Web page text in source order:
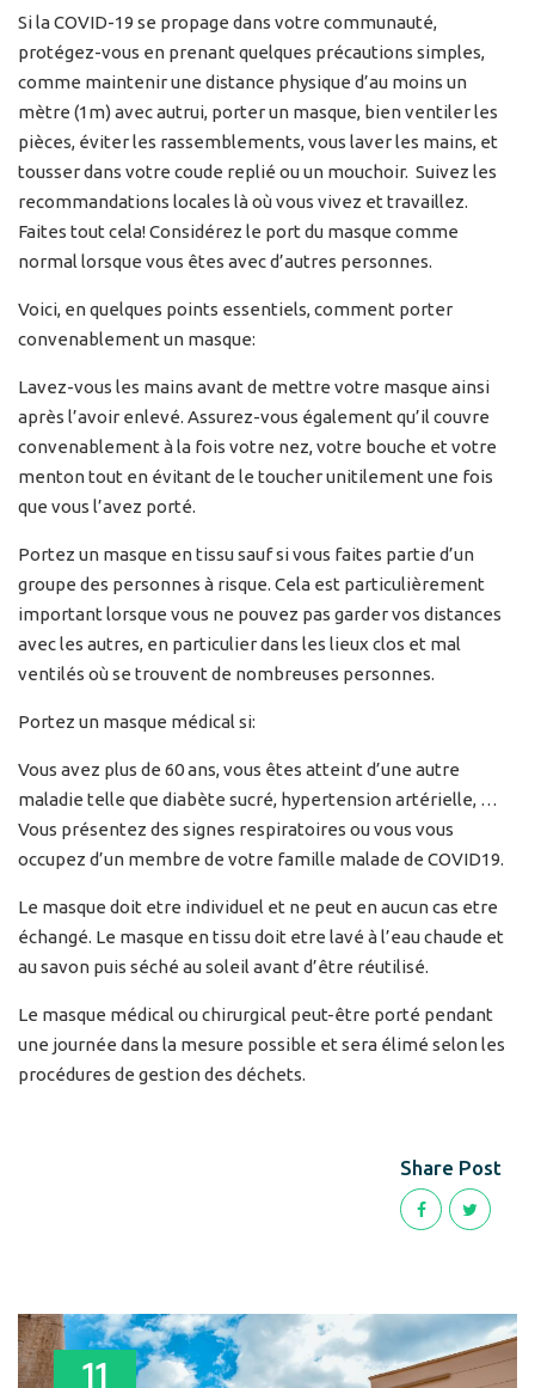
Si la COVID-19 se propage dans votre communauté,
protégez-vous en prenant quelques précautions simples,
comme maintenir une distance physique d’au moins un
mètre (1m) avec autrui, porter un masque, bien ventiler les
pièces, éviter les rassemblements, vous laver les mains, et
tousser dans votre coude replié ou un mouchoir. Suivez les
recommandations locales là où vous vivez et travaillez.
Faites tout cela! Considérez le port du masque comme
normal lorsque vous êtes avec d’autres personnes.
Voici, en quelques points essentiels, comment porter
convenablement un masque:
Lavez-vous les mains avant de mettre votre masque ainsi
après l’avoir enlevé. Assurez-vous également qu’il couvre
convenablement à la fois votre nez, votre bouche et votre
menton tout en évitant de le toucher unitilement une fois
que vous l’avez porté.
Portez un masque en tissu sauf si vous faites partie d’un
groupe des personnes à risque. Cela est particulièrement
important lorsque vous ne pouvez pas garder vos distances
avec les autres, en particulier dans les lieux clos et mal
ventilés où se trouvent de nombreuses personnes.
Portez un masque médical si:
Vous avez plus de 60 ans, vous êtes atteint d’une autre
maladie telle que diabète sucré, hypertension artérielle, …
Vous présentez des signes respiratoires ou vous vous
occupez d’un membre de votre famille malade de COVID19.
Le masque doit etre individuel et ne peut en aucun cas etre
échangé. Le masque en tissu doit etre lavé à l’eau chaude et
au savon puis séché au soleil avant d’être réutilisé.
Le masque médical ou chirurgical peut-être porté pendant
une journée dans la mesure possible et sera élimé selon les
procédures de gestion des déchets.
Share Post
11